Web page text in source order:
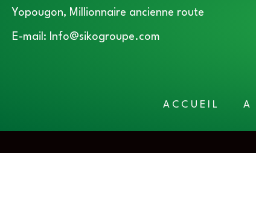
Yopougon, Millionnaire ancienne route
E-mail: Info@sikogroupe.com
ACCUEIL A